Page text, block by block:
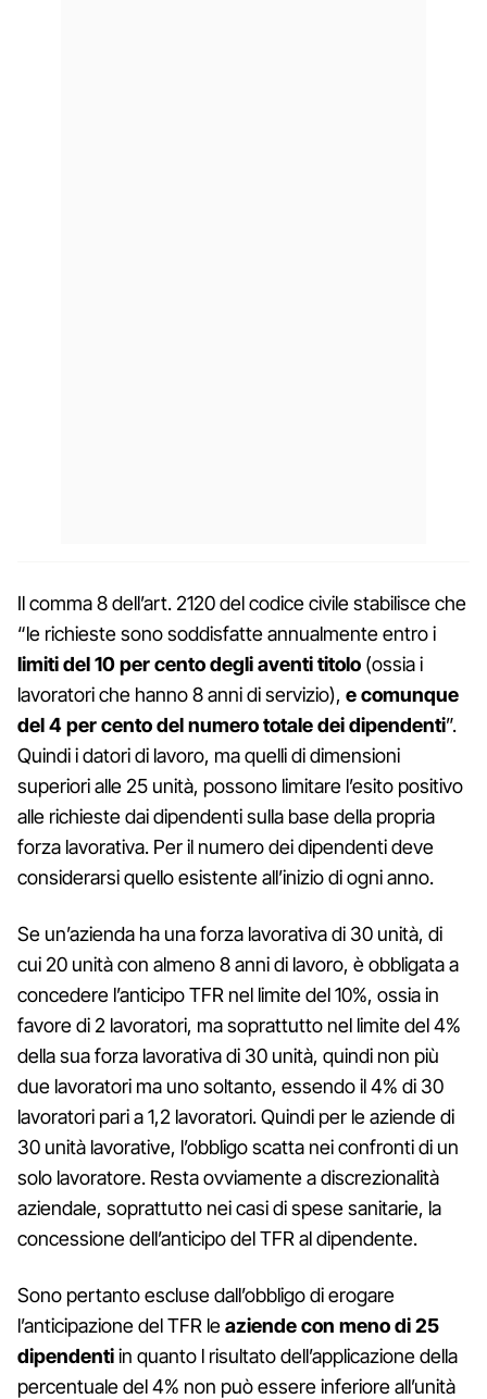
Il comma 8 dell’art. 2120 del codice civile stabilisce che
“le richieste sono soddisfatte annualmente entro i
limiti del 10 per cento degli aventi titolo (ossia i
lavoratori che hanno 8 anni di servizio), e comunque
del 4 per cento del numero totale dei dipendenti”.
Quindi i datori di lavoro, ma quelli di dimensioni
superiori alle 25 unità, possono limitare l’esito positivo
alle richieste dai dipendenti sulla base della propria
forza lavorativa. Per il numero dei dipendenti deve
considerarsi quello esistente all’inizio di ogni anno.
Se un’azienda ha una forza lavorativa di 30 unità, di
cui 20 unità con almeno 8 anni di lavoro, è obbligata a
concedere l’anticipo TFR nel limite del 10%, ossia in
favore di 2 lavoratori, ma soprattutto nel limite del 4%
della sua forza lavorativa di 30 unità, quindi non più
due lavoratori ma uno soltanto, essendo il 4% di 30
lavoratori pari a 1,2 lavoratori. Quindi per le aziende di
30 unità lavorative, l’obbligo scatta nei confronti di un
solo lavoratore. Resta ovviamente a discrezionalità
aziendale, soprattutto nei casi di spese sanitarie, la
concessione dell’anticipo del TFR al dipendente.
Sono pertanto escluse dall’obbligo di erogare
l’anticipazione del TFR leaziende con meno di 25
dipendentiin quanto l risultato dell’applicazione della
percentuale del 4% non può essere inferiore all’unità